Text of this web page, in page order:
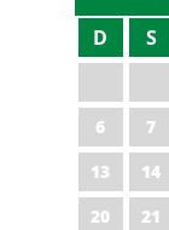
D S
6
7
13
14
20
21